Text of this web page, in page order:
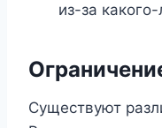
из-за
Существуют